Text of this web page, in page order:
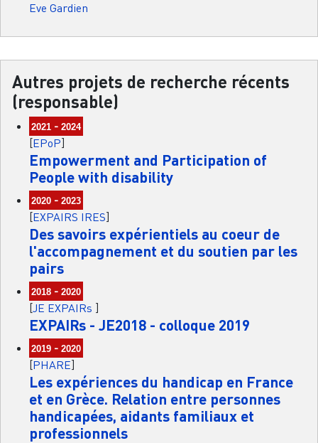
Eve Gardien
Autres projets de recherche récents
(responsable)
2021 -2024
[EPoP]
Empowerment and Participation of
People with disability
2020 -2023
[EXPAIRS IRES]
Des savoirs expérientiels au coeur de
l'accompagnement et du soutien par les
pairs
2018 -2020
[JE EXPAIRs ]
EXPAIRs - JE2018 - colloque 2019
2019 -2020
[PHARE]
Les expériences du handicap en France
et en Grèce. Relation entre personnes
handicapées, aidants familiaux et
professionnels